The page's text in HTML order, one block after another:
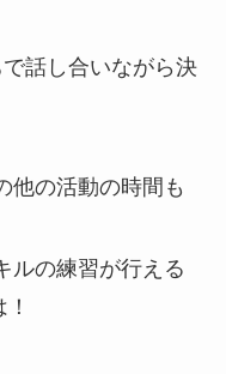
話し合いながら決
他の活動の時間も
ルの練習が行える